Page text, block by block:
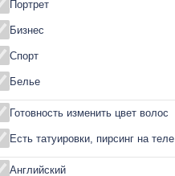
Портрет
Бизнес
Спорт
Белье
Готовность изменить цвет волос
Есть татуировки, пирсинг на теле
Английский